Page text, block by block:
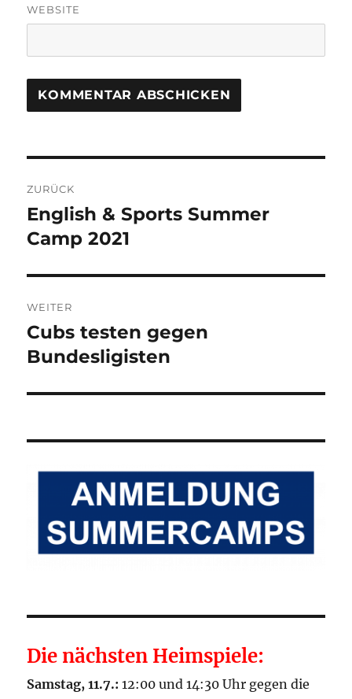
WEBSITE
ZURÜCK
Vorheriger
Beitrag:
English & Sports Summer
Camp 2021
WEITER
Nächster
Beitrag:
Cubs testen gegen
Bundesligisten
Die nächsten Heimspiele:
Samstag, 11.7.: 12:00 und 14:30 Uhr gegen die